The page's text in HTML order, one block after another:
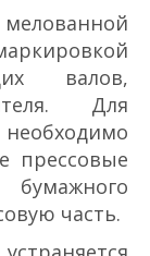
мелованной
валов,
Для
прессовые
часть.